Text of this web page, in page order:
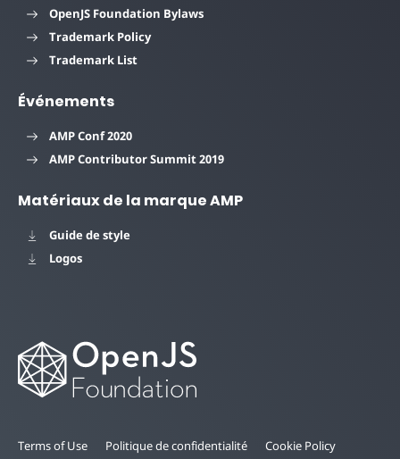
OpenJS Foundation Bylaws
Trademark Policy
Trademark List
Événements
AMP Conf 2020
AMP Contributor Summit 2019
Matériaux de la marque AMP
Guide de style
Logos
Terms of Use Politique de confidentialité Cookie Policy